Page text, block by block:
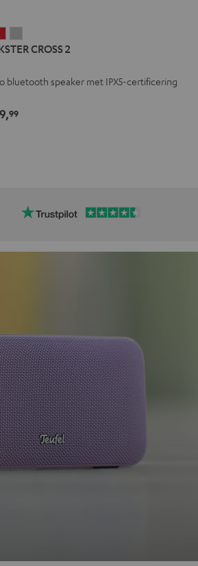
CROSS
Zwart
Rood
CROSS
Light
CROSS 2
bluetooth speaker met IPX5-certificering
99